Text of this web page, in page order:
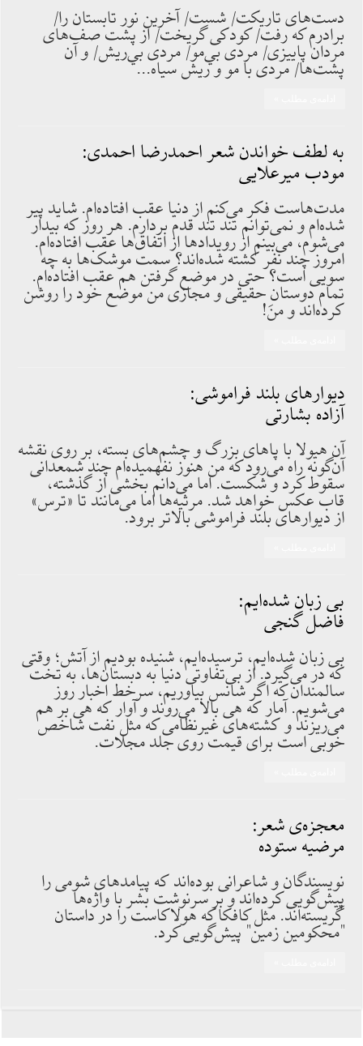
دست‌های تاریکت/ شست/ آخرین نور تابستان را/
برادرم که رفت/ کودکی گریخت/ از پشت صف‌های
مردان پاییزی/ مردی بي‌مو/ مردی بي‌ریش/ و آن
پشت‌ها/ مردی با مو و ریش سیاه...
به لطف خواندن شعر احمدرضا احمدی:
مودب میرعلایی
مدت‌هاست فکر می‌کنم از دنیا عقب افتاده‌ام. شاید پیر
شده‌ام و نمی‌توانم تند تند قدم بردارم. هر روز که بیدار
می‌شوم، می‌بینم از رویدادها از اتفاق‌ها عقب افتاده‌ام.
امروز چند نفر کشته شده‌اند؟ سمت موشک‌ها به چه
سویی است؟ حتی در موضع گرفتن هم عقب افتاده‌ام.
تمام دوستانِ حقیقی و مجازی من موضع خود را روشن
کرده‌اند و من!
دیوارهای بلند فراموشی:
آزاده بشارتی
آن هیولا با پاهای بزرگ و چشم‌های بسته، بر روی نقشه
آن‌گونه راه می‌رود که من هنوز نفهمیده‌ام چند شمعدانی
سقوط کرد و شکست. اما می‌دانم بخشی از گذشته،
قاب عکس خواهد شد. مرثیه‌ها اما می‌مانند تا «ترس»
از دیوارهای بلند فراموشی بالاتر برود.
بی زبان شده‌ایم:
فاضل گنجی
بی زبان شده‌ایم، ترسیده‌ایم، شنیده بودیم از آتش؛ وقتی
که در می‌گیرد. از بی‌تفاوتی دنیا به دبستان‌ها، به تخت
سالمندان که اگر شانس بیاوریم، سرخط اخبار روز
می‌شویم. آمار که هی بالا می‌روند و آوار که هی بر هم
می‌ریزند و کشته‌های غیرنظامی که مثل نفت شاخص
خوبی است برای قیمت روی جلد مجلات.
معجزه‌ی شعر:
مرضیه ستوده
نویسندگان و شاعرانی بوده‌اند که پیامدهای شومی را
پیش‌گویی کرده‌اند و بر سرنوشت بشر با واژه‌ها
گریسته‌اند. مثل کافکا که هولاکاست را در داستان
"محکومین زمین" پیش‌گویی کرد.